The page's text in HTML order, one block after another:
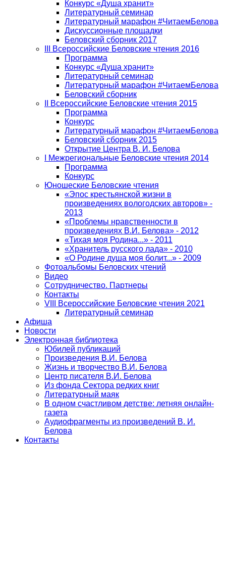
Конкурс «Душа хранит»
Литературный семинар
Литературный марафон #ЧитаемБелова
Дискуссионные площадки
Беловский сборник 2017
III Всероссийские Беловские чтения 2016
Программа
Конкурс «Душа хранит»
Литературный семинар
Литературный марафон #ЧитаемБелова
Беловский сборник
II Всероссийские Беловские чтения 2015
Программа
Конкурс
Литературный марафон #ЧитаемБелова
Беловский сборник 2015
Открытие Центра В. И. Белова
I Межрегиональные Беловские чтения 2014
Программа
Конкурс
Юношеские Беловские чтения
«Эпос крестьянской жизни в
произведениях вологодских авторов» -
2013
«Проблемы нравственности в
произведениях В.И. Белова» - 2012
«Тихая моя Родина...» - 2011
«Хранитель русского лада» - 2010
«О Родине душа моя болит...» - 2009
Фотоальбомы Беловских чтений
Видео
Сотрудничество. Партнеры
Контакты
VIII Всероссийские Беловские чтения 2021
Литературный семинар
Афиша
Новости
Электронная библиотека
Юбилей публикаций
Произведения В.И. Белова
Жизнь и творчество В.И. Белова
Центр писателя В.И. Белова
Из фонда Сектора редких книг
Литературный маяк
В одном счастливом детстве: летняя онлайн-
газета
Аудиофрагменты из произведений В. И.
Белова
Контакты